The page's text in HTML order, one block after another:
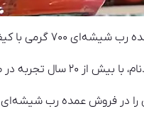
و از تولیدکننده‌ای معتبر هستید؟
معتبر در این زمینه شناخته می‌شود.
رب شیشه‌ای ۷۰۰ گرمی با کیفیت ارائه می‌دهیم.